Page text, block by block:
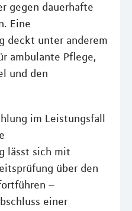
gegen dauerhafte
Eine
deckt unter anderem
ambulante Pflege,
und den
im Leistungsfall
lässt sich mit
über den
–
einer